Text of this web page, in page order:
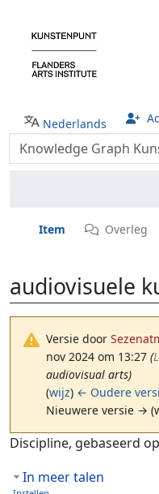
Nederlands
Item Overleg
audiovisuele
Versie door
nov 2024 om 13:27 (‎
audiovisual arts)
(wijz) ← Oudere
Nieuwere versie →
Ga naar:navigatie,
Discipline, gebaseerd
In meer talen